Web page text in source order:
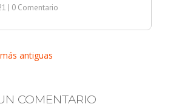
| 0 Comentario
antiguas
COMENTARIO